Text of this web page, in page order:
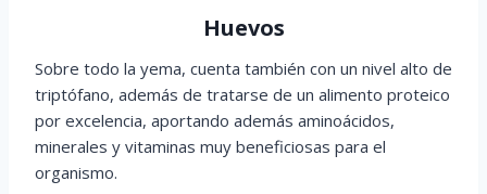
Huevos
Sobre todo la yema, cuenta también con un nivel alto de
triptófano, además de tratarse de un alimento proteico
por excelencia, aportando además aminoácidos,
minerales y vitaminas muy beneficiosas para el
organismo.